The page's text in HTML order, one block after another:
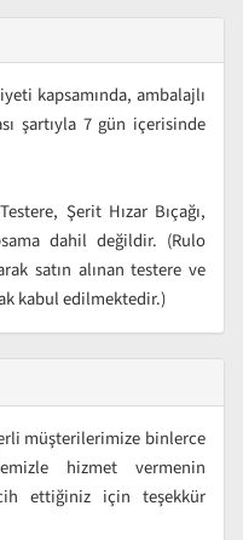
kapsamında, ambalajlı
şartıyla 7 gün içerisinde
Şerit Hızar Bıçağı,
dahil değildir. (Rulo
satın alınan testere ve
kabul edilmektedir.)
müşterilerimize binlerce
hizmet vermenin
ettiğiniz için teşekkür